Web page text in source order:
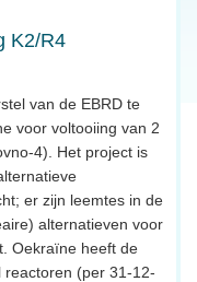
K2/R4
van de EBRD te
voor voltooiing van 2
4). Het project is
er zijn leemtes in de
alternatieven voor
Oekraïne heeft de
reactoren (per 31-12-